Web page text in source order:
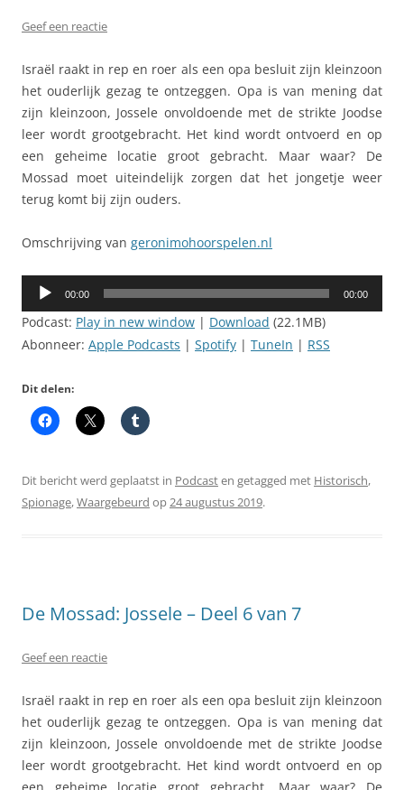
Geef een reactie
Israël raakt in rep en roer als een opa besluit zijn kleinzoon
het ouderlijk gezag te ontzeggen. Opa is van mening dat
zijn kleinzoon, Jossele onvoldoende met de strikte Joodse
leer wordt grootgebracht. Het kind wordt ontvoerd en op
een geheime locatie groot gebracht. Maar waar? De
Mossad moet uiteindelijk zorgen dat het jongetje weer
terug komt bij zijn ouders.
Omschrijving van geronimohoorspelen.nl
Audiospeler
00:00 00:00
Podcast: Play in new window | Download (22.1MB)
Abonneer: Apple Podcasts | Spotify | TuneIn | RSS
Dit delen:
Dit bericht werd geplaatst in Podcasten getagged met Historisch,
Spionage,Waargebeurd op24 augustus 2019.
De Mossad: Jossele – Deel 6 van 7
Geef een reactie
Israël raakt in rep en roer als een opa besluit zijn kleinzoon
het ouderlijk gezag te ontzeggen. Opa is van mening dat
zijn kleinzoon, Jossele onvoldoende met de strikte Joodse
leer wordt grootgebracht. Het kind wordt ontvoerd en op